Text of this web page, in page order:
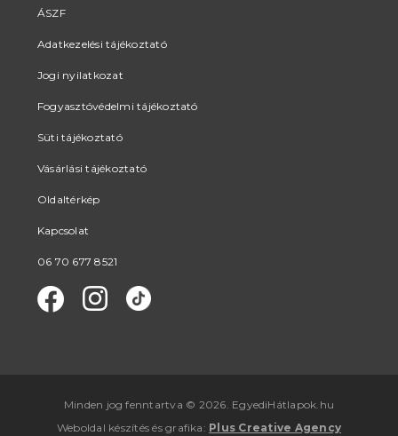
ÁSZF
Adatkezelési tájékoztató
Jogi nyilatkozat
Fogyasztóvédelmi tájékoztató
Süti tájékoztató
Vásárlási tájékoztató
Oldaltérkép
Kapcsolat
06 70 677 8521
Minden jog fenntartva © 2026. EgyediHátlapok.hu
Weboldal készítés ésgrafika : Plus Creative Agency